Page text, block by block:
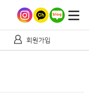
회원가입